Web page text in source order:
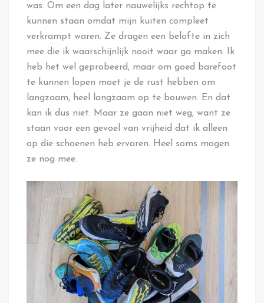
was. Om een dag later nauwelijks rechtop te
kunnen staan omdat mijn kuiten compleet
verkrampt waren. Ze dragen een belofte in zich
mee die ik waarschijnlijk nooit waar ga maken. Ik
heb het wel geprobeerd, maar om goed barefoot
te kunnen lopen moet je de rust hebben om
langzaam, heel langzaam op te bouwen. En dat
kan ik dus niet. Maar ze gaan niet weg, want ze
staan voor een gevoel van vrijheid dat ik alleen
op die schoenen heb ervaren. Heel soms mogen
ze nog mee.